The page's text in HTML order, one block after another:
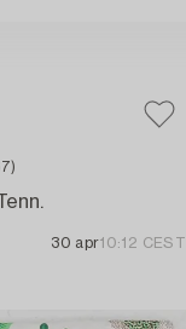
30 apr10:12 CEST